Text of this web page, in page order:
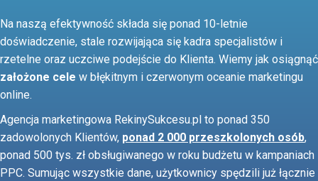
Na naszą efektywność składa się ponad 10-letnie
doświadczenie, stale rozwijająca się kadra specjalistów i
rzetelne oraz uczciwe podejście do Klienta. Wiemy jak osiągnąć
założone cele w błękitnym i czerwonym oceanie marketingu
online.
Agencja marketingowa RekinySukcesu.pl to ponad 350
zadowolonych Klientów, ponad 2 000 przeszkolonych osób,
ponad 500 tys. zł obsługiwanego w roku budżetu w kampaniach
PPC. Sumując wszystkie dane, użytkownicy spędzili już łącznie